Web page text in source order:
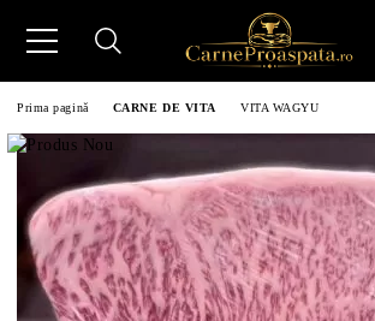
Prima pagină CARNE DE VITA VITA WAGYU